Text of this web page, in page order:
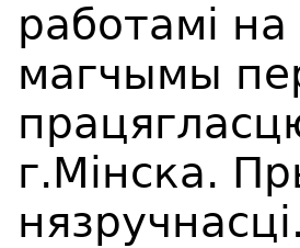
работамi
магчымы
г.Мінска.
нязручнасці.